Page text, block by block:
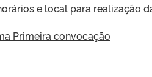
e local para realização
Primeira convocação